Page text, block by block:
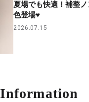
夏場でも快適！補整
色登場♥
2026.07.15
Information